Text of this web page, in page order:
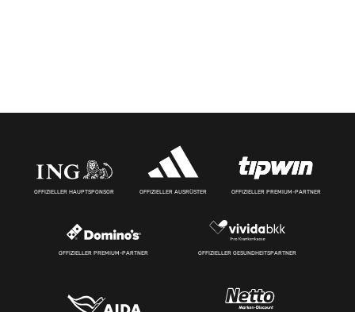
OFFIZIELLER HAUPTSPONSOR OFFIZIELLER AUSRÜSTER OFFIZIELLER PREMIUM-PARTNER
OFFIZIELLER PREMIUM-PARTNER OFFIZIELLER GESUNDHEITSPARTNER